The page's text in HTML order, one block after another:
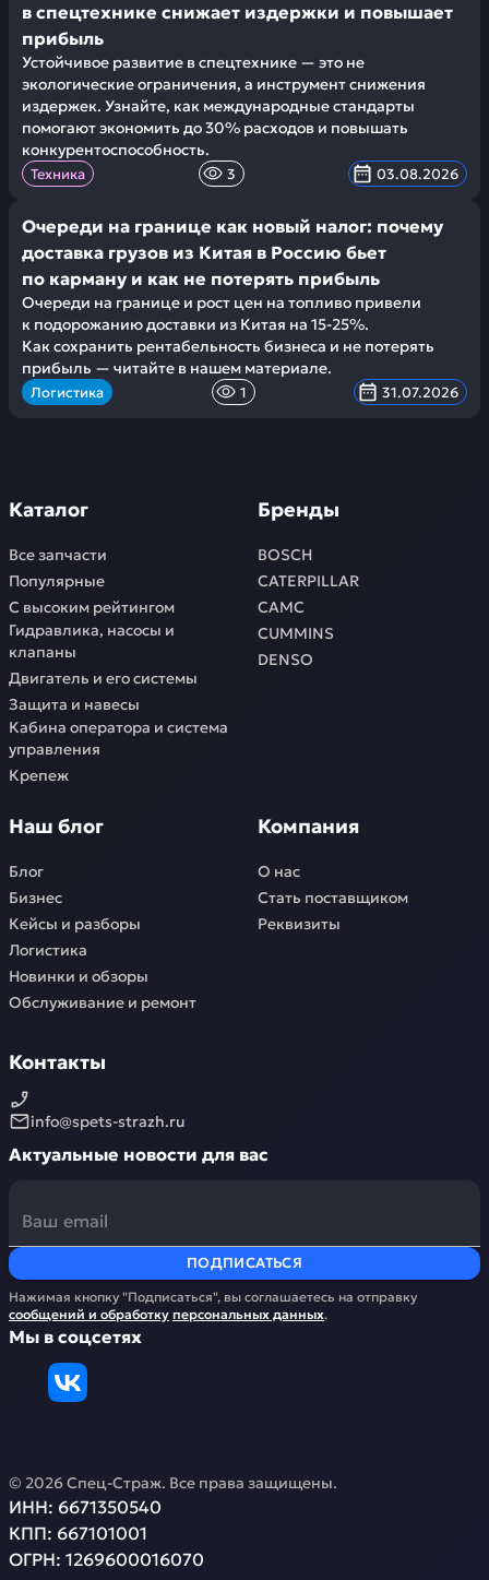
в спецтехнике снижает издержки и повышает
прибыль
Устойчивое развитие в спецтехнике — это не
экологические ограничения, а инструмент снижения
издержек. Узнайте, как международные стандарты
помогают экономить до 30% расходов и повышать
конкурентоспособность.
Техника 3 03.08.2026
Очереди на границе как новый налог: почему
доставка грузов из Китая в Россию бьет
по карману и как не потерять прибыль
Очереди на границе и рост цен на топливо привели
к подорожанию доставки из Китая на 15-25%.
Как сохранить рентабельность бизнеса и не потерять
прибыль — читайте в нашем материале.
Логистика 1 31.07.2026
Каталог
Все запчасти
Популярные
С высоким рейтингом
Гидравлика, насосы и
клапаны
Двигатель и его системы
Защита и навесы
Кабина оператора и система
управления
Крепеж
Бренды
BOSCH
CATERPILLAR
CAMC
CUMMINS
DENSO
Наш блог
Блог
Бизнес
Кейсы и разборы
Логистика
Новинки и обзоры
Обслуживание и ремонт
Компания
О нас
Стать поставщиком
Реквизиты
Контакты
info@spets-strazh.ru
Актуальные новости для вас
ПОДПИСАТЬСЯ
Нажимая кнопку "Подписаться", вы соглашаетесь на отправку
сообщений и обработку персональных данных.
Мы в соцсетях
© 2026Спец-Страж. Все права защищены.
ИНН: 6671350540
КПП: 667101001
ОГРН: 1269600016070